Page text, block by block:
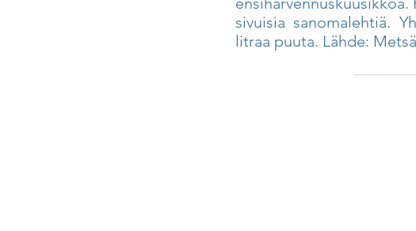
sivuisia sanomalehtiä.
litraa puuta. Lähde: